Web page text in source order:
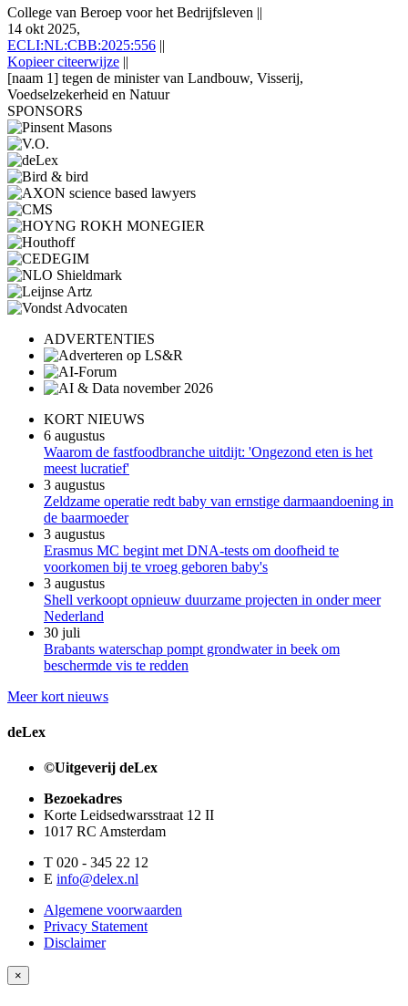
College van Beroep voor het Bedrijfsleven ||
14 okt 2025,
ECLI:NL:CBB:2025:556 ||
Kopieer citeerwijze ||
[naam 1] tegen de minister van Landbouw, Visserij,
Voedselzekerheid en Natuur
SPONSORS
ADVERTENTIES
KORT NIEUWS
6 augustus
Waarom de fastfoodbranche uitdijt: 'Ongezond eten is het
meest lucratief'
3 augustus
Zeldzame operatie redt baby van ernstige darmaandoening in
de baarmoeder
3 augustus
Erasmus MC begint met DNA-tests om doofheid te
voorkomen bij te vroeg geboren baby's
3 augustus
Shell verkoopt opnieuw duurzame projecten in onder meer
Nederland
30 juli
Brabants waterschap pompt grondwater in beek om
beschermde vis te redden
Meer kort nieuws
deLex
©Uitgeverij deLex
Bezoekadres
Korte Leidsedwarsstraat 12 II
1017 RC Amsterdam
T 020 - 345 22 12
E info@delex.nl
Algemene voorwaarden
Privacy Statement
Disclaimer
×